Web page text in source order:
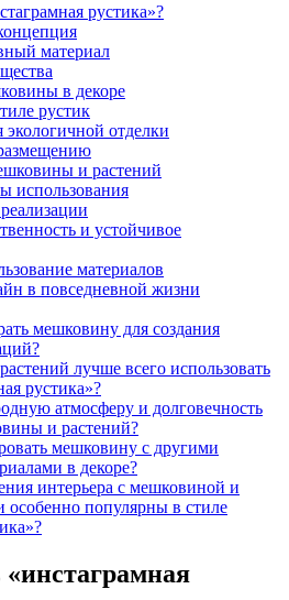
рустика»?
материал
в декоре
рустик
отделки
и растений
использования
и устойчивое
материалов
в повседневной жизни
мешковину для создания
лучше всего использовать
рустика»?
атмосферу и долговечность
и растений?
мешковину с другими
в декоре?
интерьера с мешковиной и
популярны в стиле